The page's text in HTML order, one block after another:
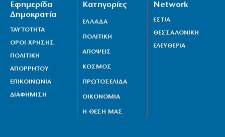
Εφημερίδα
Δημοκρατία
ΤΑΥΤΟΤΗΤΑ
ΟΡΟΙ ΧΡΗΣΗΣ
ΠΟΛΙΤΙΚΗ
ΑΠΟΡΡΗΤΟΥ
ΕΠΙΚΟΙΝΩΝΙΑ
ΔΙΑΦΗΜΙΣΗ
Κατηγορίες
ΕΛΛΑΔΑ
ΠΟΛΙΤΙΚΗ
ΑΠΟΨΕΙΣ
ΚΟΣΜΟΣ
ΠΡΩΤΟΣΕΛΙΔΑ
ΟΙΚΟΝΟΜΙΑ
Η ΘΕΣΗ ΜΑΣ
Network
ΕΣΤΙΑ
ΘΕΣΣΑΛΟΝΙΚΗ
ΕΛΕΥΘΕΡΙΑ